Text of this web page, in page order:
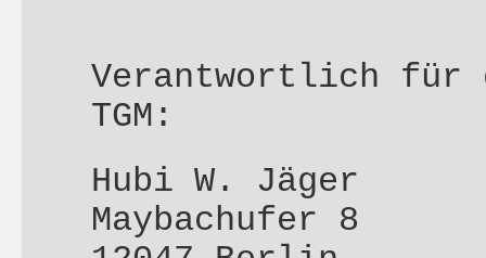
Verantwortlich für
TGM:
Hubi W. Jäger
Maybachufer 8